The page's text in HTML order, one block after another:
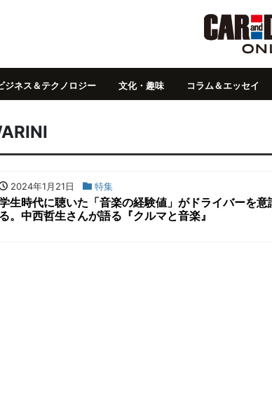
ジネス＆テクノロジー 文化・趣味 コラム＆エッセイ
2024年1月21日 特集
生時代に聴いた「音楽の経験値」がドライバーを
る。中西哲生さんが語る『クルマと音楽』